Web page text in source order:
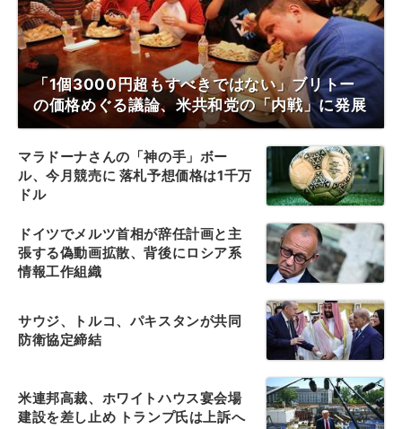
「1個3000円超もすべきではない」ブリトー
の価格めぐる議論、米共和党の「内戦」に発展
マラドーナさんの「神の手」ボー
ル、今月競売に 落札予想価格は1千万
ドル
ドイツでメルツ首相が辞任計画と主
張する偽動画拡散、背後にロシア系
情報工作組織
サウジ、トルコ、パキスタンが共同
防衛協定締結
米連邦高裁、ホワイトハウス宴会場
建設を差し止め トランプ氏は上訴へ